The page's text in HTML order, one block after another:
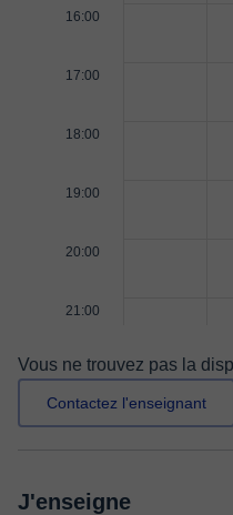
16:00
17:00
18:00
19:00
20:00
21:00
Vous ne trouvez pas la
Contactez l'enseignant
J'enseigne